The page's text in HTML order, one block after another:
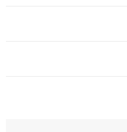
الفنون الهندسية التي ارتبطت
بلاد الشام ومصر خاصة، حيث يحرص
وخاصة في الواجهات